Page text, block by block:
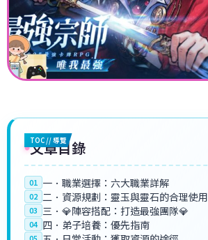
TOC // 導覽
文章目錄
01 一．職業選擇：六大職業詳解
02 二．資源規劃：靈玉與靈石的合理使用
03 三．💎陣容搭配：打造最強團隊💎
04 四．弟子培養：優先指南